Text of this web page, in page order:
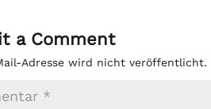
a Comment
Adresse wird nicht veröffentlicht.